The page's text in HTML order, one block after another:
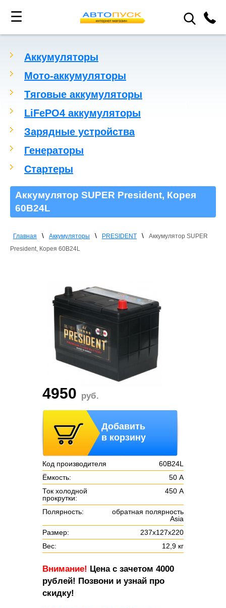
☰
Аккумуляторы
Мото-аккумуляторы
Тяговые аккумуляторы
LiFePO4 аккумуляторы
Зарядные устройства
Генераторы
Стартеры
Аккумулятор SUPER President, Корея
60B24L
Главная \ Аккумуляторы \ PRESIDENT \
Аккумулятор SUPER
President, Корея 60B24L
4950 руб.
Добавить
в корзину
Код производителя
60B24L
Ёмкость:
50 А
Ток холодной
прокрутки:
450 А
Полярность:
обратная полярность
Asia
Размер:
237х127х220
Вес:
12,9 кг
Внимание! Цена с зачетом 4000
рублей! Позвони и узнай про
скидку!